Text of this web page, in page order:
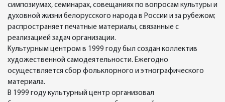
симпозиумах, семинарах, совещаниях по вопросам культуры и
духовной жизни белорусского народа в России и за рубежом;
распространяет печатные материалы, связанные с
реализацией задач организации.
Культурным центром в 1999 году был создан коллектив
художественной самодеятельности. Ежегодно
осуществляется сбор фольклорного и этнографического
материала.
В 1999 году культурный центр организовал